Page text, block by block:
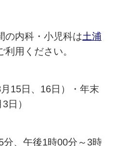
内科・小児科は土浦
利用ください。
15日、16日）・年末
日）
、午後1時00分～3時